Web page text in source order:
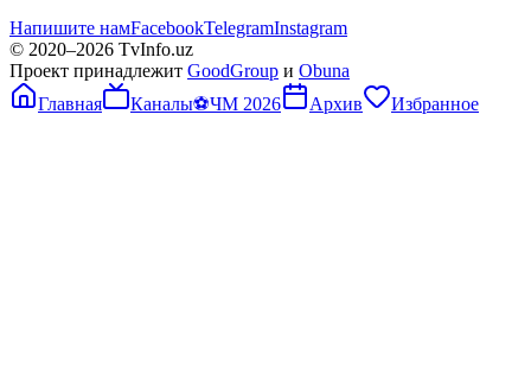
Напишите намFacebookTelegramInstagram
© 2020–2026 TvInfo.uz
Проект принадлежит GoodGroup и Obuna
Главная
Каналы⚽ЧМ 2026 Архив Избранное